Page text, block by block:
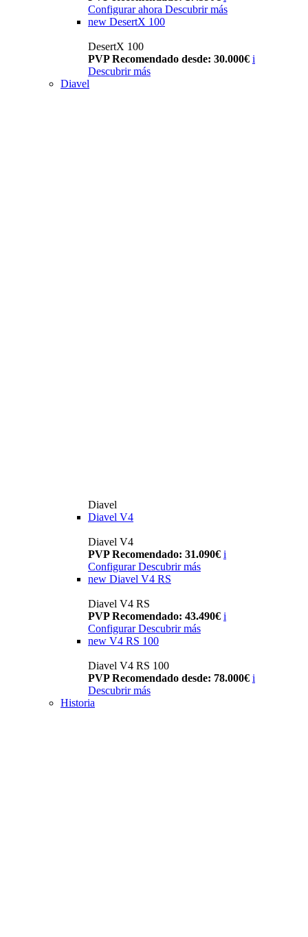
Configurar ahora Descubrir más
new DesertX 100
DesertX 100
PVP Recomendado desde: 30.000€ i
Descubrir más
Diavel
Diavel
Diavel V4
Diavel V4
PVP Recomendado: 31.090€ i
Configurar Descubrir más
new Diavel V4 RS
Diavel V4 RS
PVP Recomendado: 43.490€ i
Configurar Descubrir más
new V4 RS 100
Diavel V4 RS 100
PVP Recomendado desde: 78.000€ i
Descubrir más
Historia